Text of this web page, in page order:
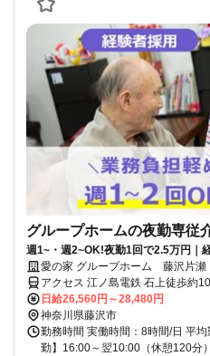
グループホームの夜勤専従
週1~・週2~OK!夜勤1回で2.5万円｜
愛の家 グループホーム 藤沢片瀬
アクセス 江ノ島電鉄 石上徒歩約
分、江ノ島電鉄 鵠沼徒歩約14分
車、徒歩5分
日給26,560円～28,480円
神奈川県藤沢市
勤務時間 実働時間：8時間/日 平
勤】16:00～翌10:00（休憩120分